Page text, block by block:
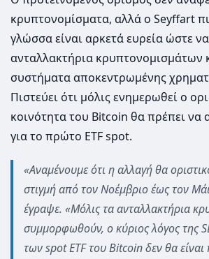
κρυπτονομίσματα, αλλά ο Seyffart
γλώσσα είναι αρκετά ευρεία ώστε
ανταλλακτήρια κρυπτονομισμάτων
συστήματα αποκεντρωμένης
Πιστεύει ότι μόλις ενημερωθεί ο
κοινότητα του Bitcoin θα πρέπει να
για το πρώτο ETF spot.
«Αναμένουμε ότι η αλλαγή θα
στιγμή από τον Νοέμβριο έως τον
έγραψε. «Μόλις τα ανταλλακτήρια
συμμορφωθούν, ο κύριος λόγος της
των spot ETF του Bitcoin δεν θα είναι